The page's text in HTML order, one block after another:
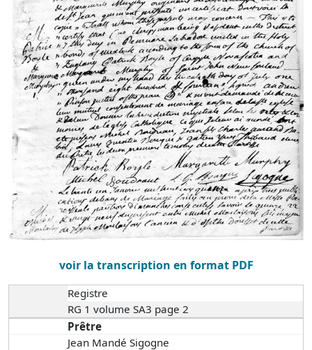
voir la transcription en format PDF
Registre
RG 1 volume SA3 page 2
Prêtre
Jean Mandé Sigogne